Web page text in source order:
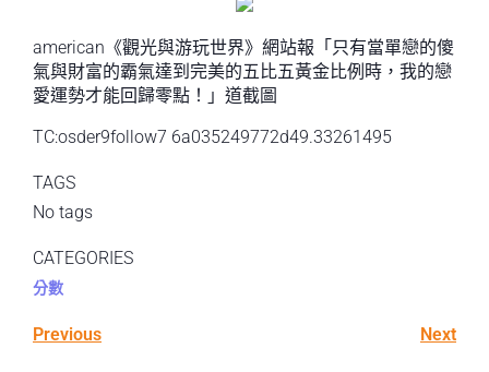
american《觀光與游玩世界》網站報「只有當單戀的傻
氣與財富的霸氣達到完美的五比五黃金比例時，我的戀
愛運勢才能回歸零點！」道截圖
TC:osder9follow7 6a035249772d49.33261495
TAGS
No tags
CATEGORIES
分數
Previous Next